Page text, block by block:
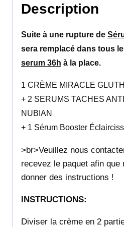
Description
Suite à une rupture de
sera remplacé dans tous
serum 36h à la place.
1 CRÈME MIRACLE
+ 2 SERUMS TACHES
NUBIAN
+ 1 Sérum Booster
>br>Veuillez nous
recevez le paquet afin que
donner des instructions !
INSTRUCTIONS:
Diviser la crème en 2